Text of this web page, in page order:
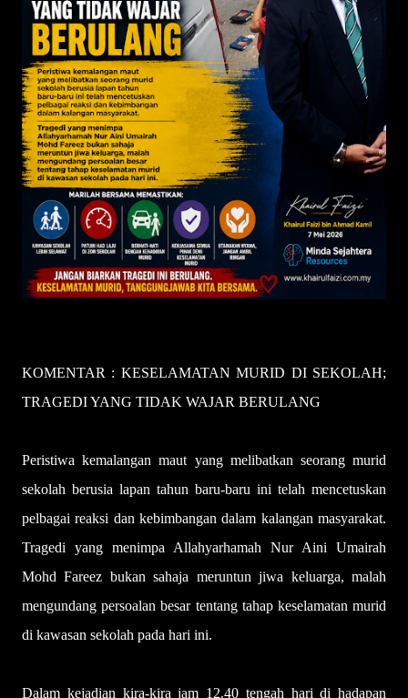
KOMENTAR : KESELAMATAN MURID DI SEKOLAH;
TRAGEDI YANG TIDAK WAJAR BERULANG
Peristiwa kemalangan maut yang melibatkan seorang murid
sekolah berusia lapan tahun baru-baru ini telah mencetuskan
pelbagai reaksi dan kebimbangan dalam kalangan masyarakat.
Tragedi yang menimpa Allahyarhamah Nur Aini Umairah
Mohd Fareez bukan sahaja meruntun jiwa keluarga, malah
mengundang persoalan besar tentang tahap keselamatan murid
di kawasan sekolah pada hari ini.
Dalam kejadian kira-kira jam 12.40 tengah hari di hadapan